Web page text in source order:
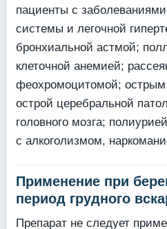
пациенты с
системы и легочной
бронхиальной астмой;
клеточной анемией;
феохромоцитомой;
острой церебральной
головного мозга;
с алкоголизмом,
Применение при
период грудного
Препарат не следует